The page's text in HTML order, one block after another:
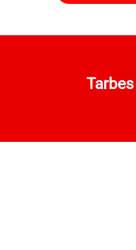
Tarbes